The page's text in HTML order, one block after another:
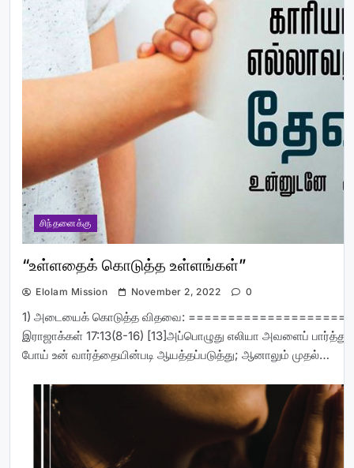
சிந்தனைக்கு
“உள்ளதைக் கொடுத்த உள்ளங்கள்”
Elolam Mission November 2, 2022 0
1) அடையைக் கொடுத்த விதவை:
இராஜாக்கள் 17:13(8-16) [13]அப்பொழுது எலியா அவளைப் பார்த்து:
போய் உன் வார்த்தையின்படி ஆயத்தப்படுத்து; ஆனாலும் முதல்…